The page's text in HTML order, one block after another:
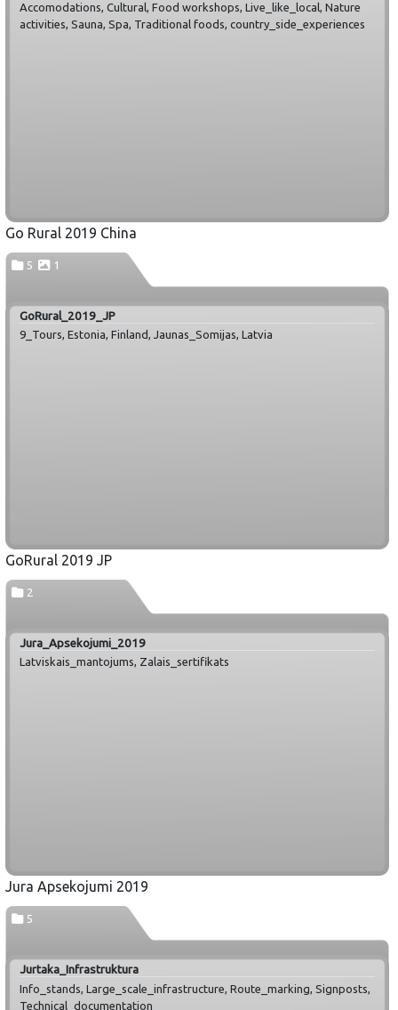
Accomodations, Cultural, Food workshops, Live_like_local, Nature
activities, Sauna, Spa, Traditional foods, country_side_experiences
Go Rural 2019 China
5 1
GoRural_2019_JP
9_Tours, Estonia, Finland, Jaunas_Somijas, Latvia
GoRural 2019 JP
2
Jura_Apsekojumi_2019
Latviskais_mantojums, Zalais_sertifikats
Jura Apsekojumi 2019
5
Jurtaka_Infrastruktura
Info_stands, Large_scale_infrastructure, Route_marking, Signposts,
Technical_documentation